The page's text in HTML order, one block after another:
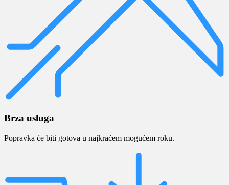
Brza usluga
Popravka će biti gotova u najkraćem mogućem roku.